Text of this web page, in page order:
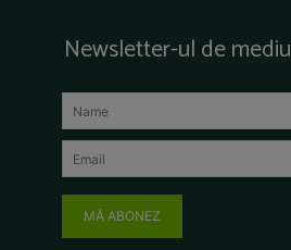
Newsletter-ul de mediu
MĂ ABONEZ